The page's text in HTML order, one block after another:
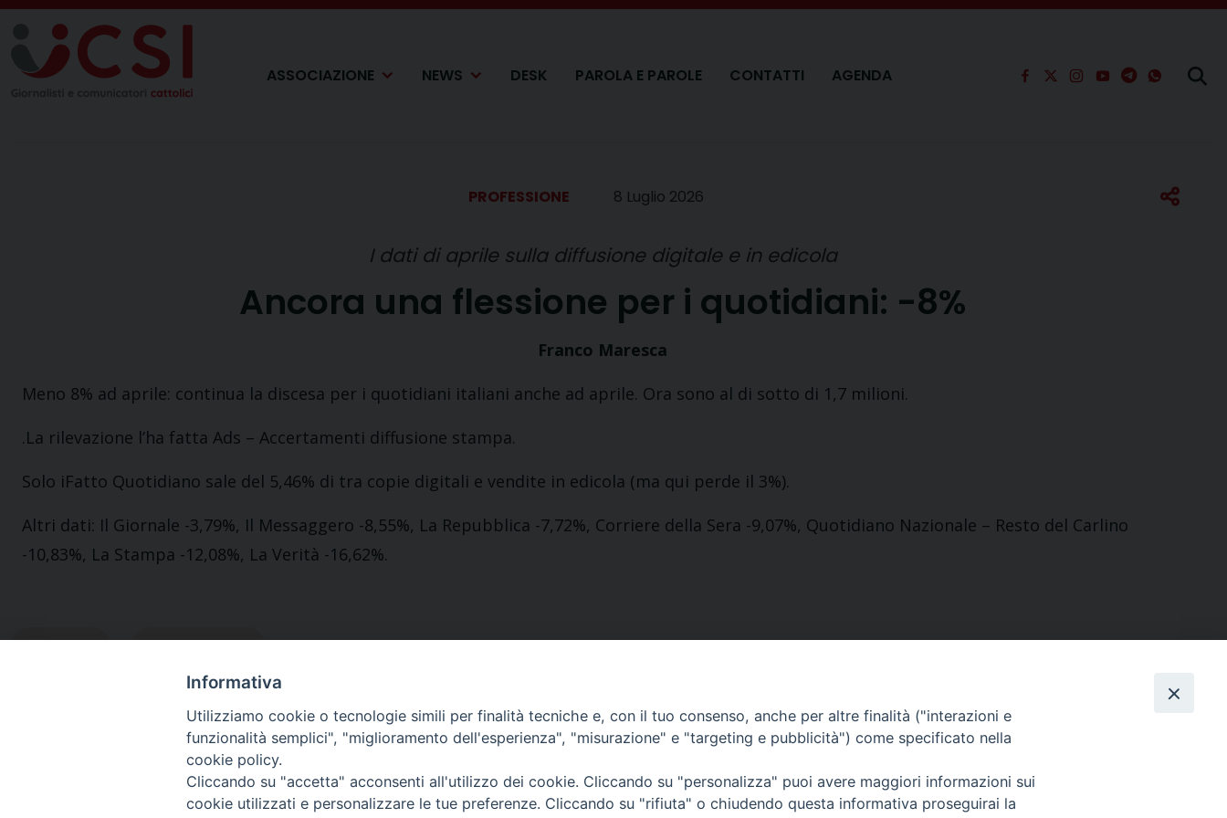
Skip
content
ASSOCIAZIONE
NEWS DESK PAROLA E PAROLE CONTATTI AGENDA
PROFESSIONE 8 Luglio 2026
I dati di aprile sulla diffusione digitale e in edicola
Ancora una flessione per i quotidiani: -8%
Franco Maresca
Meno 8% ad aprile: continua la discesa per i quotidiani italiani anche ad aprile. Ora sono al di sotto di 1,7 milioni.
.La rilevazione l’ha fatta Ads – Accertamenti diffusione stampa.
Solo iFatto Quotidiano sale del 5,46% di tra copie digitali e vendite in edicola (ma qui perde il 3%).
Altri dati: Il Giornale -3,79%, Il Messaggero -8,55%, La Repubblica -7,72%, Corriere della Sera -9,07%, Quotidiano Nazionale – Resto del Carlino
-10,83%, La Stampa -12,08%, La Verità -16,62%.
aprile Quotidiani
via in Lucina 16/a, 00186 Roma
tel: 0668802874
ucsi@ucsi.it
Informativa
Utilizziamo cookie o tecnologie simili per finalità tecniche e, con il tuo consenso, anche per altre finalità ("interazioni e
funzionalità semplici", "miglioramento dell'esperienza", "misurazione" e "targeting e pubblicità") come specificato nella
cookie policy.
Cliccando su "accetta" acconsenti all'utilizzo dei cookie. Cliccando su "personalizza" puoi avere maggiori informazioni sui
cookie utilizzati e personalizzare le tue preferenze. Cliccando su "rifiuta" o chiudendo questa informativa proseguirai la